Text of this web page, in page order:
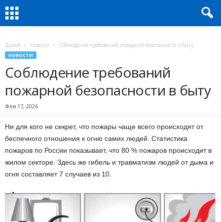
Домой Новости Соблюдение требований пожарной безопасности в быту
НОВОСТИ
Соблюдение требований
пожарной безопасности в быту
Фев 17, 2026
Ни для кого не секрет, что пожары чаще всего происходят от
беспечного отношения к огню самих людей. Статистика
пожаров по России показывает, что 80 % пожаров происходит в
жилом секторе. Здесь же гибель и травматизм людей от дыма и
огня составляет 7 случаев из 10.